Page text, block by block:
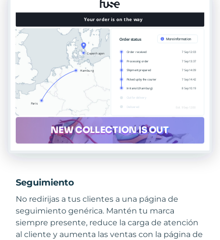
Seguimiento
No redirijas a tus clientes a una página de
seguimiento genérica. Mantén tu marca
siempre presente, reduce la carga de atención
al cliente y aumenta las ventas con la página de